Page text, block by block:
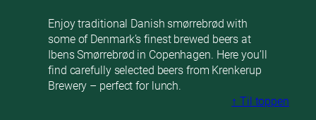
Enjoy traditional Danish smørrebrød with
some of Denmark’s finest brewed beers at
Ibens Smørrebrød in Copenhagen. Here you’ll
find carefully selected beers from Krenkerup
Brewery – perfect for lunch.
↑ Til toppen